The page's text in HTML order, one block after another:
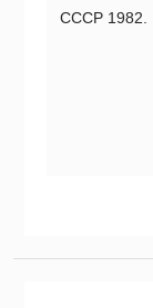
СССР 1982.